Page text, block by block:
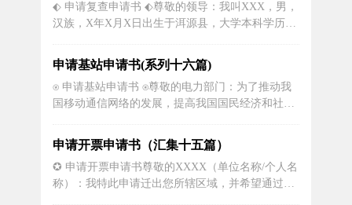
的防控措施，其中之一就是停课不停学，通过线上
教育平台进行远程教学。虽然这种方式...
⬖ 申请复查申请书 ⬖尊敬的领导：我叫XXX，男，
汉族，X年X月X日出生于洱源县，大学本科学历，
自己的努力，在思想、工作态度、业务水平、教学
成绩、班主任工作等方面努力做到教育教学要求，
较圆满地完成了教育教学任务。在今后的教育教学
工作中我将严格要求自己，争取...
申请基站申请书(系列十六篇)
⍟ 申请基站申请书 ⍟尊敬的电力部门：为了推动我
国移动通信网络的发展，提高我国国民经济和社会
基站。为了保障基站的正常运行，我们特此向贵部
门申请用电。本申请书将详细介绍基站的建设背
景、基本情况以及用电需求，希望能够得到贵部门
的支持和批准。一、建设背景随着移动...
申请开票申请书（汇集十五篇）
✪ 申请开票申请书尊敬的XXXX（单位名称/个人名
称）：我特此申请迁出您所辖区域，并希望通过此